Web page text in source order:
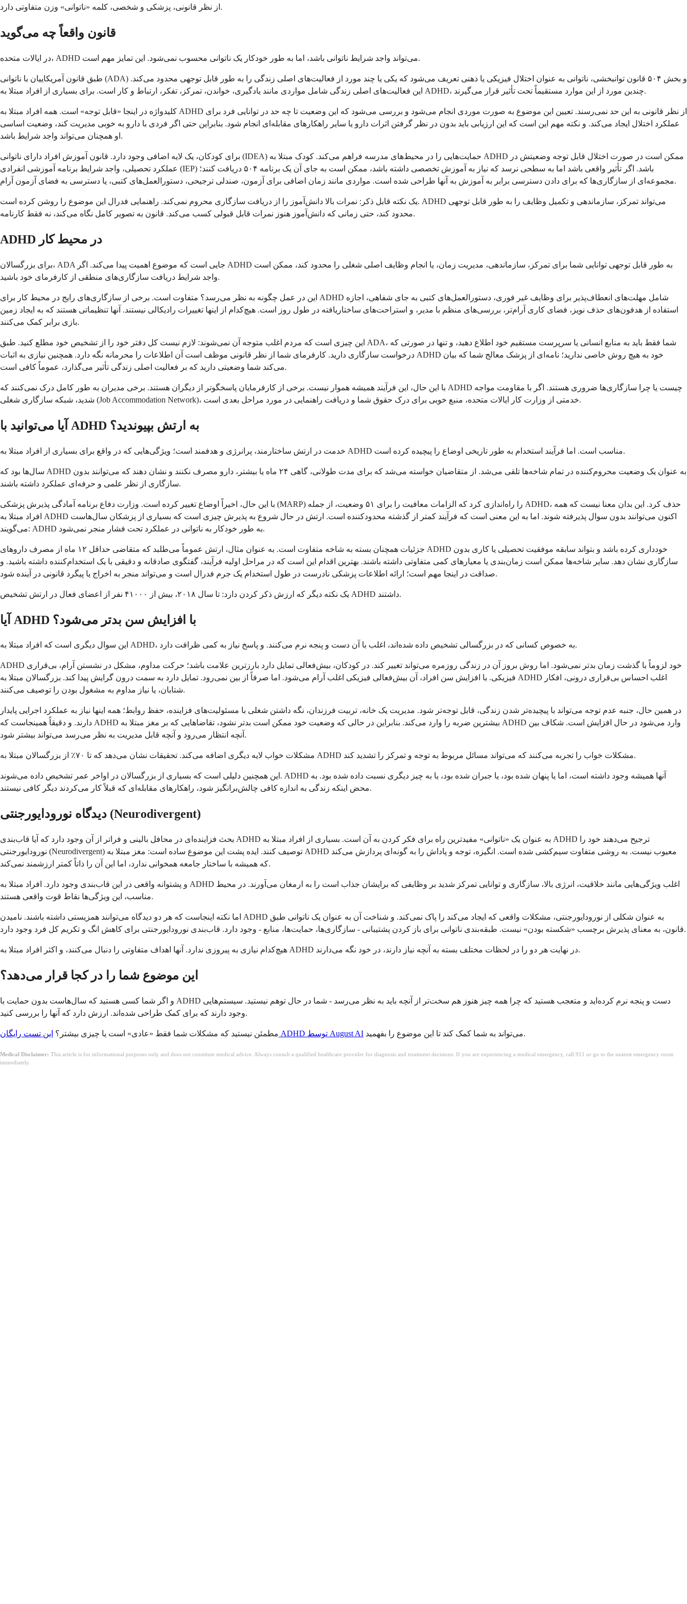
از نظر قانونی، پزشکی و شخصی، کلمه «ناتوانی» وزن متفاوتی دارد.
قانون واقعاً چه می‌گوید
در ایالات متحده، ADHD می‌تواند واجد شرایط ناتوانی باشد، اما به طور خودکار یک ناتوانی محسوب نمی‌شود. این تمایز مهم است.
طبق قانون آمریکاییان با ناتوانی (ADA) و بخش ۵۰۴ قانون توانبخشی، ناتوانی به عنوان اختلال فیزیکی یا ذهنی تعریف می‌شود که یکی یا چند مورد از فعالیت‌های اصلی زندگی را به طور قابل توجهی محدود می‌کند.
این فعالیت‌های اصلی زندگی شامل مواردی مانند یادگیری، خواندن، تمرکز، تفکر، ارتباط و کار است. برای بسیاری از افراد مبتلا به ADHD، چندین مورد از این موارد مستقیماً تحت تأثیر قرار می‌گیرند.
کلیدواژه در اینجا «قابل توجه» است. همه افراد مبتلا به ADHD از نظر قانونی به این حد نمی‌رسند. تعیین این موضوع به صورت موردی انجام می‌شود و بررسی می‌شود که این وضعیت تا چه حد در توانایی فرد برای
عملکرد اختلال ایجاد می‌کند. و نکته مهم این است که این ارزیابی باید بدون در نظر گرفتن اثرات دارو یا سایر راهکارهای مقابله‌ای انجام شود. بنابراین حتی اگر فردی با دارو به خوبی مدیریت کند، وضعیت اساسی
او همچنان می‌تواند واجد شرایط باشد.
برای کودکان، یک لایه اضافی وجود دارد. قانون آموزش افراد دارای ناتوانی (IDEA) حمایت‌هایی را در محیط‌های مدرسه فراهم می‌کند. کودک مبتلا به ADHD ممکن است در صورت اختلال قابل توجه وضعیتش در
عملکرد تحصیلی، واجد شرایط برنامه آموزشی انفرادی (IEP) باشد. اگر تأثیر واقعی باشد اما به سطحی نرسد که نیاز به آموزش تخصصی داشته باشد، ممکن است به جای آن یک برنامه ۵۰۴ دریافت کنند؛
مجموعه‌ای از سازگاری‌ها که برای دادن دسترسی برابر به آموزش به آنها طراحی شده است. مواردی مانند زمان اضافی برای آزمون، صندلی ترجیحی، دستورالعمل‌های کتبی، یا دسترسی به فضای آزمون آرام.
یک نکته قابل ذکر: نمرات بالا دانش‌آموز را از دریافت سازگاری محروم نمی‌کند. راهنمایی فدرال این موضوع را روشن کرده است. ADHD می‌تواند تمرکز، سازماندهی و تکمیل وظایف را به طور قابل توجهی
محدود کند، حتی زمانی که دانش‌آموز هنوز نمرات قابل قبولی کسب می‌کند. قانون به تصویر کامل نگاه می‌کند، نه فقط کارنامه.
ADHD در محیط کار
برای بزرگسالان، ADA جایی است که موضوع اهمیت پیدا می‌کند. اگر ADHD به طور قابل توجهی توانایی شما برای تمرکز، سازماندهی، مدیریت زمان، یا انجام وظایف اصلی شغلی را محدود کند، ممکن است
واجد شرایط دریافت سازگاری‌های منطقی از کارفرمای خود باشید.
این در عمل چگونه به نظر می‌رسد؟ متفاوت است. برخی از سازگاری‌های رایج در محیط کار برای ADHD شامل مهلت‌های انعطاف‌پذیر برای وظایف غیر فوری، دستورالعمل‌های کتبی به جای شفاهی، اجازه
استفاده از هدفون‌های حذف نویز، فضای کاری آرام‌تر، بررسی‌های منظم با مدیر، و استراحت‌های ساختاریافته در طول روز است. هیچ‌کدام از اینها تغییرات رادیکالی نیستند. آنها تنظیماتی هستند که به ایجاد زمین
بازی برابر کمک می‌کنند.
این چیزی است که مردم اغلب متوجه آن نمی‌شوند: لازم نیست کل دفتر خود را از تشخیص خود مطلع کنید. طبق ADA، شما فقط باید به منابع انسانی یا سرپرست مستقیم خود اطلاع دهید، و تنها در صورتی که
درخواست سازگاری دارید. کارفرمای شما از نظر قانونی موظف است آن اطلاعات را محرمانه نگه دارد. همچنین نیازی به اثبات ADHD خود به هیچ روش خاصی ندارید؛ نامه‌ای از پزشک معالج شما که بیان
می‌کند شما وضعیتی دارید که بر فعالیت اصلی زندگی تأثیر می‌گذارد، عموماً کافی است.
با این حال، این فرآیند همیشه هموار نیست. برخی از کارفرمایان پاسخگوتر از دیگران هستند. برخی مدیران به طور کامل درک نمی‌کنند که ADHD چیست یا چرا سازگاری‌ها ضروری هستند. اگر با مقاومت مواجه
شدید، شبکه سازگاری شغلی (Job Accommodation Network)، خدمتی از وزارت کار ایالات متحده، منبع خوبی برای درک حقوق شما و دریافت راهنمایی در مورد مراحل بعدی است.
آیا می‌توانید با ADHD به ارتش بپیوندید؟
خدمت در ارتش ساختارمند، پرانرژی و هدفمند است؛ ویژگی‌هایی که در واقع برای بسیاری از افراد مبتلا به ADHD مناسب است. اما فرآیند استخدام به طور تاریخی اوضاع را پیچیده کرده است.
سال‌ها بود که ADHD به عنوان یک وضعیت محروم‌کننده در تمام شاخه‌ها تلقی می‌شد. از متقاضیان خواسته می‌شد که برای مدت طولانی، گاهی ۲۴ ماه یا بیشتر، دارو مصرف نکنند و نشان دهند که می‌توانند بدون
سازگاری از نظر علمی و حرفه‌ای عملکرد داشته باشند.
با این حال، اخیراً اوضاع تغییر کرده است. وزارت دفاع برنامه آمادگی پذیرش پزشکی (MARP) را راه‌اندازی کرد که الزامات معافیت را برای ۵۱ وضعیت، از جمله ADHD، حذف کرد. این بدان معنا نیست که همه
افراد مبتلا به ADHD اکنون می‌توانند بدون سوال پذیرفته شوند. اما به این معنی است که فرآیند کمتر از گذشته محدودکننده است. ارتش در حال شروع به پذیرش چیزی است که بسیاری از پزشکان سال‌هاست
می‌گویند: ADHD به طور خودکار به ناتوانی در عملکرد تحت فشار منجر نمی‌شود.
جزئیات همچنان بسته به شاخه متفاوت است. به عنوان مثال، ارتش عموماً می‌طلبد که متقاضی حداقل ۱۲ ماه از مصرف داروهای ADHD خودداری کرده باشد و بتواند سابقه موفقیت تحصیلی یا کاری بدون
سازگاری نشان دهد. سایر شاخه‌ها ممکن است زمان‌بندی یا معیارهای کمی متفاوتی داشته باشند. بهترین اقدام این است که در مراحل اولیه فرآیند، گفتگوی صادقانه و دقیقی با یک استخدام‌کننده داشته باشید. و
صداقت در اینجا مهم است؛ ارائه اطلاعات پزشکی نادرست در طول استخدام یک جرم فدرال است و می‌تواند منجر به اخراج یا پیگرد قانونی در آینده شود.
یک نکته دیگر که ارزش ذکر کردن دارد: تا سال ۲۰۱۸، بیش از ۴۱۰۰۰ نفر از اعضای فعال در ارتش تشخیص ADHD داشتند.
آیا ADHD با افزایش سن بدتر می‌شود؟
این سوال دیگری است که افراد مبتلا به ADHD، به خصوص کسانی که در بزرگسالی تشخیص داده شده‌اند، اغلب با آن دست و پنجه نرم می‌کنند. و پاسخ نیاز به کمی ظرافت دارد.
ADHD خود لزوماً با گذشت زمان بدتر نمی‌شود. اما روش بروز آن در زندگی روزمره می‌تواند تغییر کند. در کودکان، بیش‌فعالی تمایل دارد بارزترین علامت باشد؛ حرکت مداوم، مشکل در نشستن آرام، بی‌قراری
فیزیکی. با افزایش سن افراد، آن بیش‌فعالی فیزیکی اغلب آرام می‌شود. اما صرفاً از بین نمی‌رود. تمایل دارد به سمت درون گرایش پیدا کند. بزرگسالان مبتلا به ADHD اغلب احساس بی‌قراری درونی، افکار
شتابان، یا نیاز مداوم به مشغول بودن را توصیف می‌کنند.
در همین حال، جنبه عدم توجه می‌تواند با پیچیده‌تر شدن زندگی، قابل توجه‌تر شود. مدیریت یک خانه، تربیت فرزندان، نگه داشتن شغلی با مسئولیت‌های فزاینده، حفظ روابط؛ همه اینها نیاز به عملکرد اجرایی پایدار
دارند. و دقیقاً همینجاست که ADHD بیشترین ضربه را وارد می‌کند. بنابراین در حالی که وضعیت خود ممکن است بدتر نشود، تقاضاهایی که بر مغز مبتلا به ADHD وارد می‌شود در حال افزایش است. شکاف بین
آنچه انتظار می‌رود و آنچه قابل مدیریت به نظر می‌رسد می‌تواند بیشتر شود.
مشکلات خواب لایه دیگری اضافه می‌کند. تحقیقات نشان می‌دهد که تا ۷۰٪ از بزرگسالان مبتلا به ADHD مشکلات خواب را تجربه می‌کنند که می‌تواند مسائل مربوط به توجه و تمرکز را تشدید کند.
این همچنین دلیلی است که بسیاری از بزرگسالان در اواخر عمر تشخیص داده می‌شوند. ADHD آنها همیشه وجود داشته است، اما یا پنهان شده بود، یا جبران شده بود، یا به چیز دیگری نسبت داده شده بود. به
محض اینکه زندگی به اندازه کافی چالش‌برانگیز شود، راهکارهای مقابله‌ای که قبلاً کار می‌کردند دیگر کافی نیستند.
دیدگاه نورودایورجنتی (Neurodivergent)
بحث فزاینده‌ای در محافل بالینی و فراتر از آن وجود دارد که آیا قاب‌بندی ADHD به عنوان یک «ناتوانی» مفیدترین راه برای فکر کردن به آن است. بسیاری از افراد مبتلا به ADHD ترجیح می‌دهند خود را
نورودایورجنتی (Neurodivergent) توصیف کنند. ایده پشت این موضوع ساده است: مغز مبتلا به ADHD معیوب نیست. به روشی متفاوت سیم‌کشی شده است. انگیزه، توجه و پاداش را به گونه‌ای پردازش می‌کند
که همیشه با ساختار جامعه همخوانی ندارد، اما این آن را ذاتاً کمتر ارزشمند نمی‌کند.
و پشتوانه واقعی در این قاب‌بندی وجود دارد. افراد مبتلا به ADHD اغلب ویژگی‌هایی مانند خلاقیت، انرژی بالا، سازگاری و توانایی تمرکز شدید بر وظایفی که برایشان جذاب است را به ارمغان می‌آورند. در محیط
مناسب، این ویژگی‌ها نقاط قوت واقعی هستند.
اما نکته اینجاست که هر دو دیدگاه می‌توانند همزیستی داشته باشند. نامیدن ADHD به عنوان شکلی از نورودایورجنتی، مشکلات واقعی که ایجاد می‌کند را پاک نمی‌کند. و شناخت آن به عنوان یک ناتوانی طبق
قانون، به معنای پذیرش برچسب «شکسته بودن» نیست. طبقه‌بندی ناتوانی برای باز کردن پشتیبانی - سازگاری‌ها، حمایت‌ها، منابع - وجود دارد. قاب‌بندی نورودایورجنتی برای کاهش انگ و تکریم کل فرد وجود دارد.
هیچ‌کدام نیازی به پیروزی ندارد. آنها اهداف متفاوتی را دنبال می‌کنند، و اکثر افراد مبتلا به ADHD در نهایت هر دو را در لحظات مختلف بسته به آنچه نیاز دارند، در خود نگه می‌دارند.
این موضوع شما را در کجا قرار می‌دهد؟
و اگر شما کسی هستید که سال‌هاست بدون حمایت با ADHD دست و پنجه نرم کرده‌اید و متعجب هستید که چرا همه چیز هنوز هم سخت‌تر از آنچه باید به نظر می‌رسد - شما در حال توهم نیستید. سیستم‌هایی
وجود دارند که برای کمک طراحی شده‌اند. ارزش دارد که آنها را بررسی کنید.
مطمئن نیستید که مشکلات شما فقط «عادی» است یا چیزی بیشتر؟ این تست رایگان ADHD توسط August AI می‌تواند به شما کمک کند تا این موضوع را بفهمید.
Medical Disclaimer: This article is for informational purposes only and does not constitute medical advice. Always consult a qualified healthcare provider for diagnosis and treatment decisions. If you are experiencing a medical emergency, call 911 or go to the nearest emergency room
immediately.